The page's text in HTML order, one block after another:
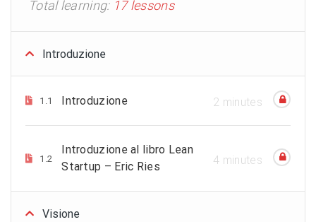
Total learning: 17 lessons
Introduzione
1.1 Introduzione 2 minutes
1.2
Introduzione al libro Lean
Startup – Eric Ries
4 minutes
Visione